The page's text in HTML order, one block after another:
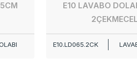
E10 LAVABO
E10.LD065.2CK